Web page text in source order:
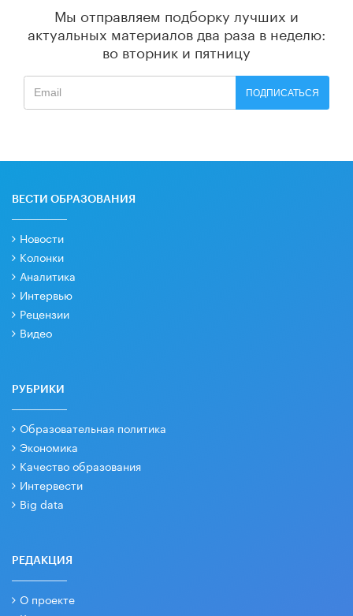
Мы отправляем подборку лучших и
актуальных материалов два раза в неделю:
во вторник и пятницу
ПОДПИСАТЬСЯ
ВЕСТИ ОБРАЗОВАНИЯ
Новости
Колонки
Аналитика
Интервью
Рецензии
Видео
РУБРИКИ
Образовательная политика
Экономика
Качество образования
Интервести
Big data
РЕДАКЦИЯ
О проекте